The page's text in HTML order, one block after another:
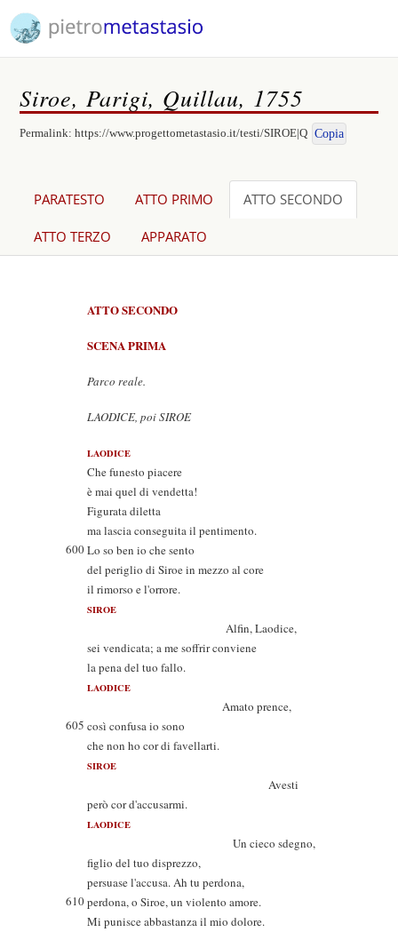
Siroe, Parigi, Quillau, 1755
Permalink:https://www.progettometastasio.it/testi/SIROE|Q Copia
PARATESTO ATTO PRIMO ATTO SECONDO
ATTO TERZO APPARATO
ATTO SECONDO
SCENA PRIMA
Parco reale.
LAODICE, poi SIROE
LAODICE
Che funesto piacere
è mai quel di vendetta!
Figurata diletta
ma lascia conseguita il pentimento.
600Lo so ben io che sento
del periglio di Siroe in mezzo al core
il rimorso e l'orrore.
SIROE
Alfin, Laodice,
sei vendicata; a me soffrir conviene
la pena del tuo fallo.
LAODICE
Amato prence,
605 così confusa io sono
che non ho cor di favellarti.
SIROE
Avesti
però cor d'accusarmi.
LAODICE
Un cieco sdegno,
figlio del tuo disprezzo,
persuase l'accusa. Ah tu perdona,
610perdona, o Siroe, un violento amore.
Mi punisce abbastanza il mio dolore.